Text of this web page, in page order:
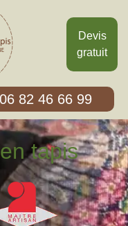
Devis
gratuit
06 82 46 66 99
tapis